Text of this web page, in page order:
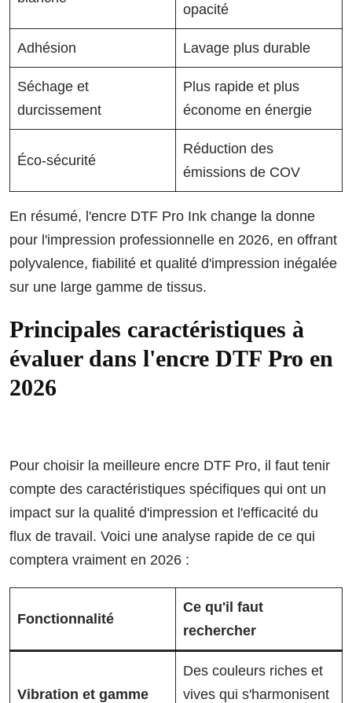
opacité
Adhésion Lavage plus durable
Séchage et
durcissement
Plus rapide et plus
économe en énergie
Éco-sécurité
Réduction des
émissions de COV
En résumé, l'encre DTF Pro Ink change la donne
pour l'impression professionnelle en 2026, en offrant
polyvalence, fiabilité et qualité d'impression inégalée
sur une large gamme de tissus.
Principales caractéristiques à
évaluer dans l'encre DTF Pro en
2026
Pour choisir la meilleure encre DTF Pro, il faut tenir
compte des caractéristiques spécifiques qui ont un
impact sur la qualité d'impression et l'efficacité du
flux de travail. Voici une analyse rapide de ce qui
comptera vraiment en 2026 :
Fonctionnalité
Ce qu'il faut
rechercher
Vibration et gamme
Des couleurs riches et
vives qui s'harmonisent